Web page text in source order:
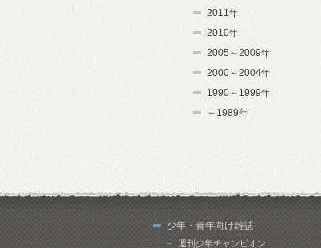
2011年
2010年
2005～2009年
2000～2004年
1990～1999年
～1989年
少年・青年向け雑誌
週刊少年チャンピオン